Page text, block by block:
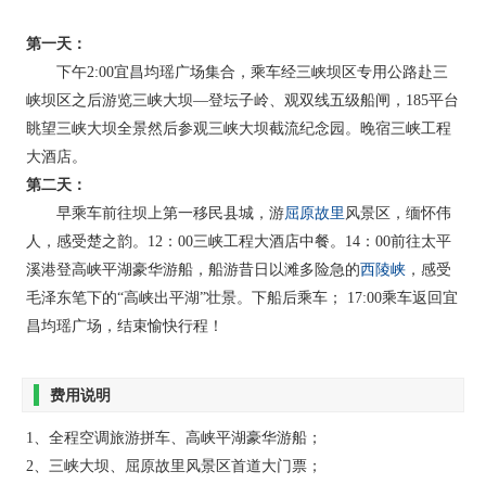
第一天：
下午2:00宜昌均瑶广场集合，乘车经三峡坝区专用公路赴三
峡坝区之后游览三峡大坝—登坛子岭、观双线五级船闸，185平台
眺望三峡大坝全景然后参观三峡大坝截流纪念园。晚宿三峡工程
大酒店。
第二天：
早乘车前往坝上第一移民县城，游屈原故里 风景区，缅怀伟
人，感受楚之韵。12：00三峡工程大酒店中餐。14：00前往太平
溪港登高峡平湖豪华游船，船游昔日以滩多险急的西陵峡 ，感受
毛泽东笔下的“高峡出平湖”壮景。下船后乘车； 17:00乘车返回宜
昌均瑶广场，结束愉快行程！
费用说明
1、全程空调旅游拼车、高峡平湖豪华游船；
2、三峡大坝、屈原故里风景区首道大门票；